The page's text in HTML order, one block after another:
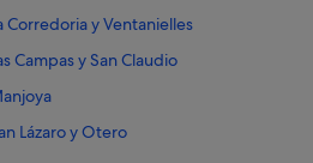
Corredoria y Ventanielles
Campas y San Claudio
Lázaro y Otero